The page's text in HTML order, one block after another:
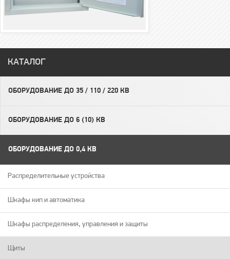
КАТАЛОГ
ОБОРУДОВАНИЕ ДО 35 / 110 / 220 КВ
ОБОРУДОВАНИЕ ДО 6 (10) КВ
ОБОРУДОВАНИЕ ДО 0,4 КВ
Распределительные устройства
Шкафы кип и автоматика
Шкафы распределения, управления и защиты
Щиты